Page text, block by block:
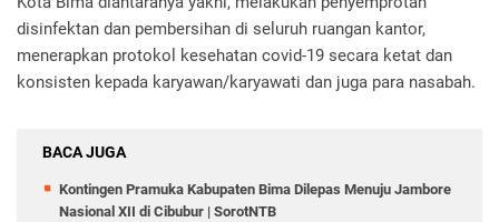
disinfektan dan pembersihan di seluruh ruangan kantor,
menerapkan protokol kesehatan covid-19 secara ketat dan
konsisten kepada karyawan/karyawati dan juga para nasabah.
BACA JUGA
Kontingen Pramuka Kabupaten Bima Dilepas Menuju Jambore
Nasional XII di Cibubur | SorotNTB